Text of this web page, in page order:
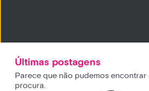
Últimas postagens
Parece que não pudemos
procura.